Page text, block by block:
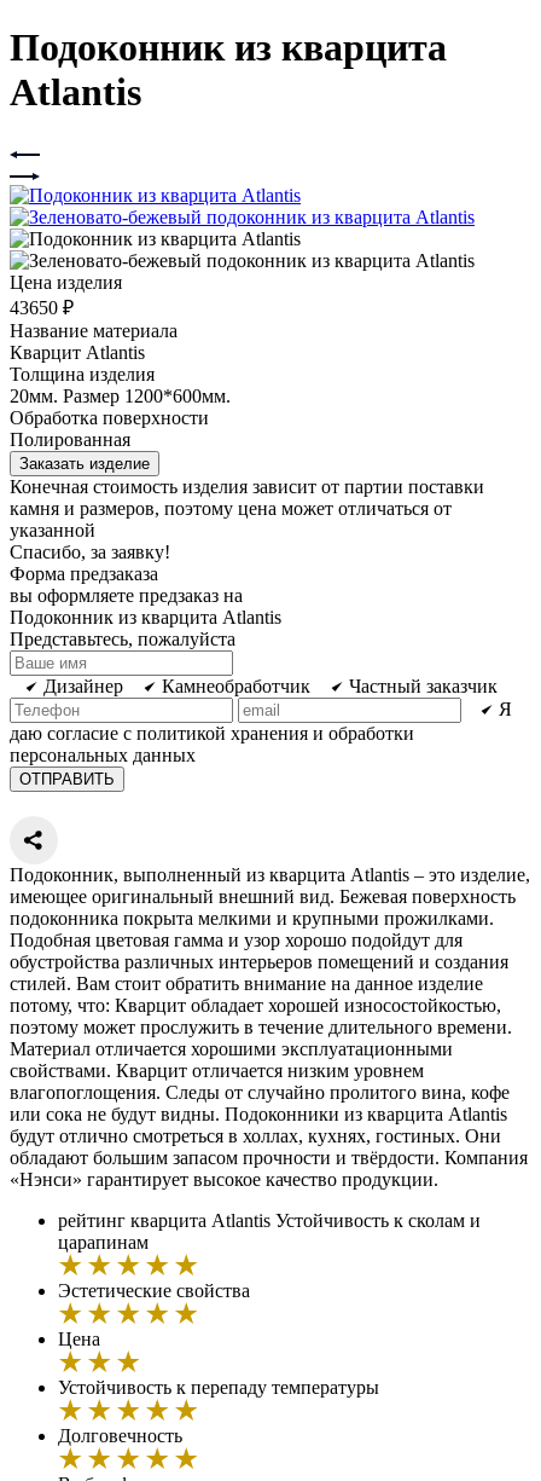
Подоконник из кварцита
Atlantis
Цена изделия
43650 ₽
Название материала
Кварцит Atlantis
Толщина изделия
20мм. Размер 1200*600мм.
Обработка поверхности
Полированная
Заказать изделие
Конечная стоимость изделия зависит от партии поставки
камня и размеров, поэтому цена может отличаться от
указанной
Спасибо, за заявку!
Форма предзаказа
вы оформляете предзаказ на
Подоконник из кварцита Atlantis
Представьтесь, пожалуйста
Дизайнер Камнеобработчик
Частный заказчик
Я
даю согласие с политикой хранения и обработки
персональных данных
Подоконник, выполненный из кварцита Atlantis – это изделие,
имеющее оригинальный внешний вид. Бежевая поверхность
подоконника покрыта мелкими и крупными прожилками.
Подобная цветовая гамма и узор хорошо подойдут для
обустройства различных интерьеров помещений и создания
стилей. Вам стоит обратить внимание на данное изделие
потому, что: Кварцит обладает хорошей износостойкостью,
поэтому может прослужить в течение длительного времени.
Материал отличается хорошими эксплуатационными
свойствами. Кварцит отличается низким уровнем
влагопоглощения. Следы от случайно пролитого вина, кофе
или сока не будут видны. Подоконники из кварцита Atlantis
будут отлично смотреться в холлах, кухнях, гостиных. Они
обладают большим запасом прочности и твёрдости. Компания
«Нэнси» гарантирует высокое качество продукции.
рейтинг кварцита Atlantis Устойчивость к сколам и
царапинам
Эстетические свойства
Цена
Устойчивость к перепаду температуры
Долговечность